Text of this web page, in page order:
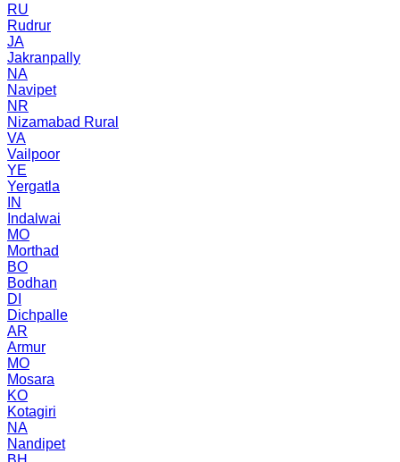
RU
Rudrur
JA
Jakranpally
NA
Navipet
NR
Nizamabad Rural
VA
Vailpoor
YE
Yergatla
IN
Indalwai
MO
Morthad
BO
Bodhan
DI
Dichpalle
AR
Armur
MO
Mosara
KO
Kotagiri
NA
Nandipet